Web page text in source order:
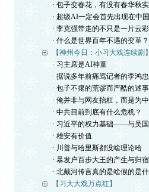
· 包子变春花，有没有春华秋实
· 超级AI一定会首先出现在中国
· 李克强带走的不只是一片云彩
· 什么是世界百年不遇的变革？
【神州今日：小习大戏连续剧】
· 习主席是AI神童
· 据说多年前痛骂记者的李鸿
· 包子不瘪的荒谬而严酷的述
· 俺并非与网友抬杠，而是为
· 中共目前到底有什么危机？
· 习近平的权力基础——与吴国
· 雄安有价值
· 川普与哈里斯都没啥理论哈
· 暴发户百步大王的产生与归宿
· 北戴河传言真的是啥假的是
【习大大戏万点红】